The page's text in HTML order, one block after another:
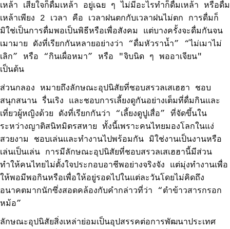
เหล้า เสียใจก็ดื่มเหล้า อยู่เฉย ๆ ไม่มีอะไรทำก็ดื่มเหล้า หรือดื่ม
เหล้าเพียง 2 เวลา คือ เวลาฝนตกกับเวลาฝนไม่ตก การดื่มก็
มิใช่เป็นการดื่มพอเป็นพิธีหรือเพื่อสังคม แต่บางครั้งจะดื่มกันจน
เมามาย ดังที่เรียกกันหลายอย่างว่า “ดื่มหัวราน้ำ” “ไม่เมาไม่
เลิก” หรือ “กินเผื่อหมา” หรือ "จิบนิด ๆ พออาเจียน"
เป็นต้น
ส่วนกลอง หมายถึงลักษณะอุปนิสัยที่ชอบสรวลเสเฮฮา ชอบ
สนุกสนาน รื่นเริง และชอบการเลี้ยงดูกันอย่างเต็มที่ดื่มกินและ
เที่ยวผู้หญิงด้วย ดังที่เรียกกันว่า “เลี้ยงดูปูเสื่อ” ที่จัดขึ้นใน
ระหว่างญาติสนิทมิตรสหาย ทั้งนี้เพราะคนไทยมองโลกในแง่
สวยงาม ชอบเล่นและทำงานไปพร้อมกัน มิใช่งานเป็นงานหรือ
เล่นเป็นเล่น การมีลักษณะอุปนิสัยที่ชอบสรวลเสเฮฮานี้มีส่วน
ทำให้คนไทยไม่ตั้งใจประกอบอาชีพอย่างจริงจัง แต่มุ่งทำงานเพื่อ
ให้พอมีพอกินหรือเพื่อให้อยู่รอดไปในแต่ละวันโดยไม่คิดถึง
อนาคตมากนักซึ่งสอดคล้องกับคำกล่าวที่ว่า “ตำข้าวสารกรอก
หม้อ”
ลักษณะอุปนิสัยสิ่งเหล่าย่อมเป็นอุปสรรคต่อการพัฒนาประเทศ